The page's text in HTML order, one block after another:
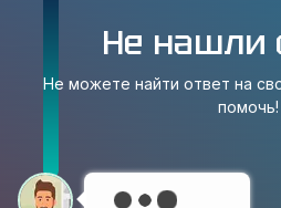
Не нашли
Не можете найти ответ на
помочь!